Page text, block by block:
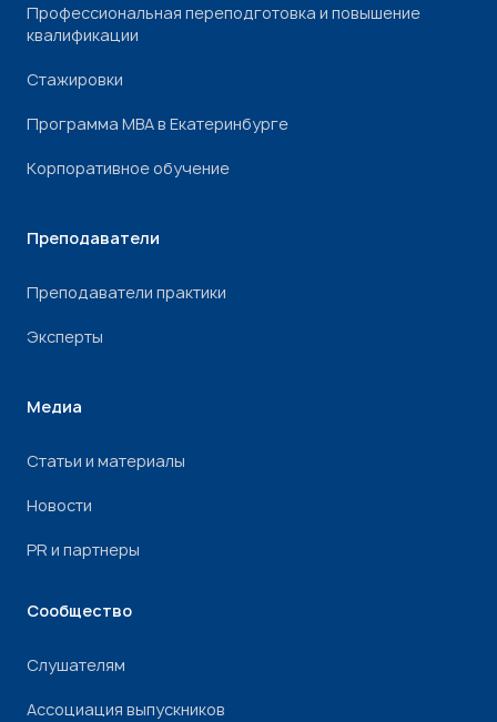
Профессиональная переподготовка и повышение
квалификации
Стажировки
Программа МВА в Екатеринбурге
Корпоративное обучение
Преподаватели
Преподаватели практики
Эксперты
Медиа
Статьи и материалы
Новости
PR и партнеры
Сообщество
Слушателям
Ассоциация выпускников